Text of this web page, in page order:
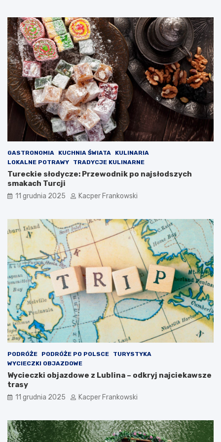
GASTRONOMIA KUCHNIA ŚWIATA
KULINARIA
LOKALNE POTRAWY
TRADYCJE KULINARNE
Tureckie słodycze: Przewodnik po najsłodszych
smakach Turcji
11 grudnia 2025 Kacper Frankowski
PODRÓŻE PODRÓŻE PO POLSCE
TURYSTYKA
WYCIECZKI OBJAZDOWE
Wycieczki objazdowe z Lublina – odkryj najciekawsze
trasy
11 grudnia 2025 Kacper Frankowski